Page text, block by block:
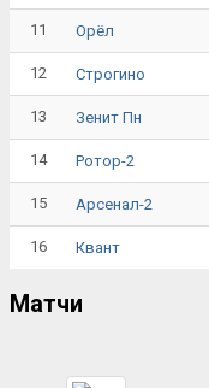
11 Орёл
12 Строгино
13 Зенит Пн
14 Ротор-2
15 Арсенал-2
16 Квант
Матчи